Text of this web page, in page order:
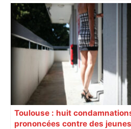
Toulouse : huit
prononcées contre des jeunes